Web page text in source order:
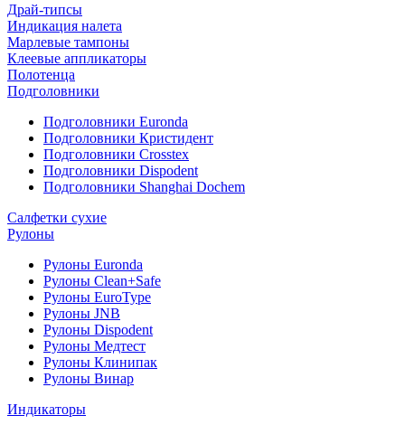
Драй-типсы
Индикация налета
Марлевые тампоны
Клеевые аппликаторы
Полотенца
Подголовники
Подголовники Euronda
Подголовники Кристидент
Подголовники Crosstex
Подголовники Dispodent
Подголовники Shanghai Dochem
Салфетки сухие
Рулоны
Рулоны Euronda
Рулоны Clean+Safe
Рулоны EuroType
Рулоны JNB
Рулоны Dispodent
Рулоны Медтест
Рулоны Клинипак
Рулоны Винар
Индикаторы